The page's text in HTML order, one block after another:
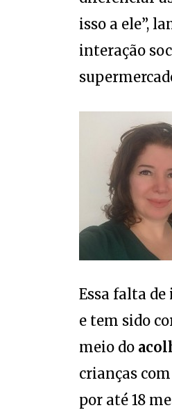
isso a ele”,
interação
Essa falta
e tem sido
meio do
crianças
por até 18